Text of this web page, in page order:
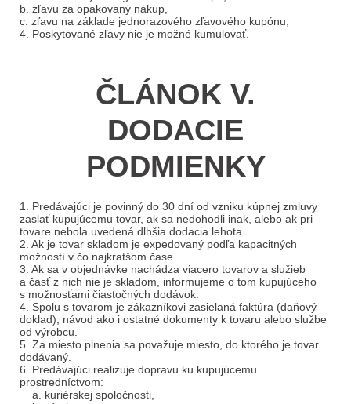
b. zľavu za opakovaný nákup,
c. zľavu na základe jednorazového zľavového kupónu,
4. Poskytované zľavy nie je možné kumulovať.
ČLÁNOK V.
DODACIE
PODMIENKY
1. Predávajúci je povinný do 30 dní od vzniku kúpnej zmluvy
zaslať kupujúcemu tovar, ak sa nedohodli inak, alebo ak pri
tovare nebola uvedená dlhšia dodacia lehota.
2. Ak je tovar skladom je expedovaný podľa kapacitných
možností v čo najkratšom čase.
3. Ak sa v objednávke nachádza viacero tovarov a služieb
a časť z nich nie je skladom, informujeme o tom kupujúceho
s možnosťami čiastočných dodávok.
4. Spolu s tovarom je zákazníkovi zasielaná faktúra (daňový
doklad), návod ako i ostatné dokumenty k tovaru alebo službe
od výrobcu.
5. Za miesto plnenia sa považuje miesto, do ktorého je tovar
dodávaný.
6. Predávajúci realizuje dopravu ku kupujúcemu
prostredníctvom:
a. kuriérskej spoločnosti,